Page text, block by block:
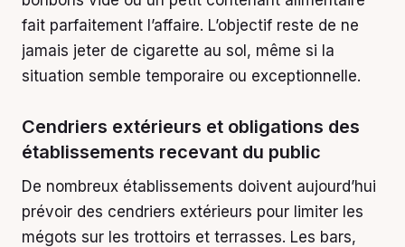
fait parfaitement l’affaire. L’objectif reste de ne
jamais jeter de cigarette au sol, même si la
situation semble temporaire ou exceptionnelle.
Cendriers extérieurs et obligations des
établissements recevant du public
De nombreux établissements doivent aujourd’hui
prévoir des cendriers extérieurs pour limiter les
mégots sur les trottoirs et terrasses. Les bars,